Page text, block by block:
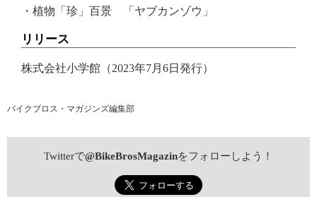
・植物「珍」百景 「ヤブカンゾウ」
リリース
株式会社小学館（2023年7月6日発行）
バイクブロス・マガジンズ編集部
Twitterで@BikeBrosMagazinをフォローしよう！